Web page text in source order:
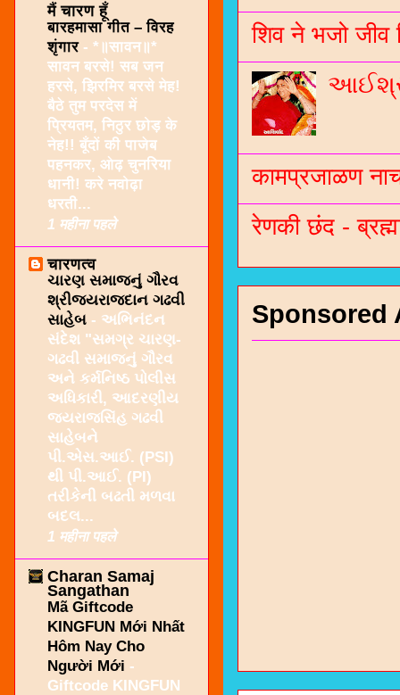
शिव ने भजो जीव
कामप्रजाळण
रेणकी छंद -
Sponsored
मैं चारण हूँ
बारहमासा गीत – विरह
शृंगार - *॥सावन॥*
सावन बरसे! सब जन
हरसे, झिरमिर बरसे मेह!
बैठे तुम परदेस में
प्रियतम, निठुर छोड़ के
नेह!! बूँदों की पाजेब
पहनकर, ओढ़ चुनरिया
धानी! करे नवोढ़ा
धरती...
1 महीना पहले
चारणत्व
ચારણ સમાજનું ગૌરવ
શ્રીજયરાજદાન ગઢવી
સાહેબ - અભિનંદન
સંદેશ "સમગ્ર ચારણ-
ગઢવી સમાજનું ગૌરવ
અને કર્મનિષ્ઠ પોલીસ
અધિકારી, આદરણીય
જયરાજસિંહ ગઢવી
સાહેબને
પી.એસ.આઈ. (PSI)
થી પી.આઈ. (PI)
તરીકેની બઢતી મળવા
બદલ...
1 महीना पहले
Charan Samaj
Sangathan
Mã Giftcode
KINGFUN Mới Nhất
Hôm Nay Cho
Người Mới -
Giftcode KINGFUN